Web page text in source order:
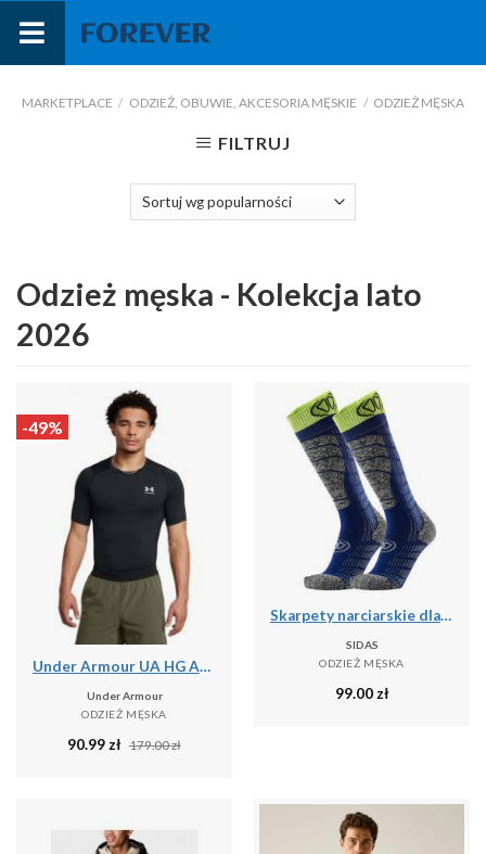
treści
MARKETPLACE / ODZIEŻ, OBUWIE, AKCESORIA MĘSKIE / ODZIEŻ MĘSKA
FILTRUJ
Odzież męska - Kolekcja lato
2026
-49%
Under Armour UA HG ARMOUR COMP SS Koszulka treningowa męska
Under Armour
ODZIEŻ MĘSKA
90.99 zł 179.00zł
Skarpety narciarskie dla doroslych Sidas Ski Comfort srednia grubosc
SIDAS
ODZIEŻ MĘSKA
99.00 zł